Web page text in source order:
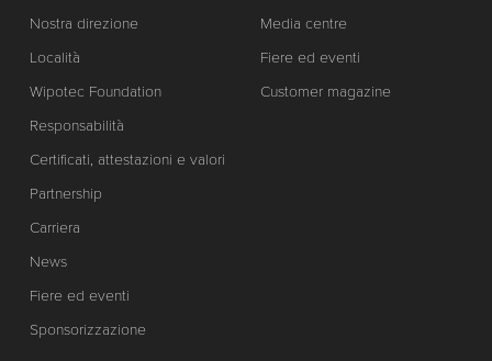
Nostra direzione
Località
Wipotec Foundation
Responsabilità
Certificati, attestazioni e valori
Partnership
Carriera
News
Fiere ed eventi
Sponsorizzazione
Media centre
Fiere ed eventi
Customer magazine